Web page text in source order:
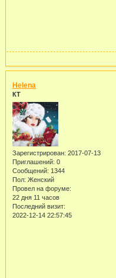
Helena
КТ
Зарегистрирован: 2017-07-13
Приглашений: 0
Сообщений: 1344
Пол: Женский
Провел на форуме:
22 дня 11 часов
Последний визит:
2022-12-14 22:57:45